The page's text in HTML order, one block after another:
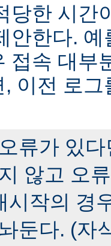
당한 시간
안한다.
접속 대부
이전 로
류가 있
않고 오
시작의 경
둔다. (자